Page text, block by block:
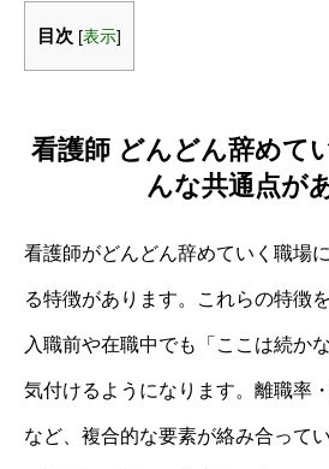
目次 [表示]
看護師 どんどん辞めて
んな共通点が
看護師がどんどん辞めていく職場
る特徴があります。これらの特徴
入職前や在職中でも「ここは続か
気付けるようになります。離職率
など、複合的な要素が絡み合って